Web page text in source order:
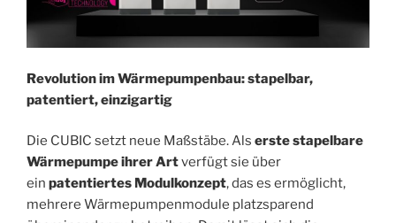
Revolution im Wärmepumpenbau: stapelbar,
patentiert, einzigartig
Die CUBIC setzt neue Maßstäbe. Als erste stapelbare
Wärmepumpe ihrer Artverfügt sie über
ein patentiertes Modulkonzept, das es ermöglicht,
mehrere Wärmepumpenmodule platzsparend